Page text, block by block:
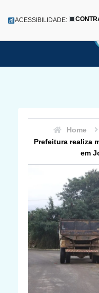
para
ACESSIBILIDADE:
Home
Prefeitura realiza
em